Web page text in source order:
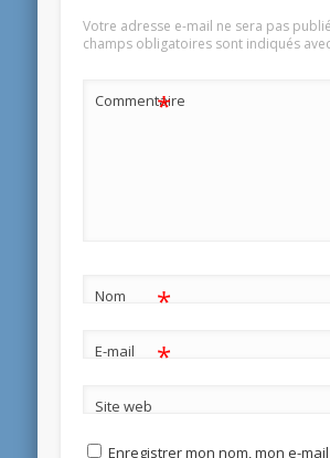
Votre adresse e-mail ne sera pas
champs obligatoires sont indiqués
Commentaire
*
Nom *
E-mail *
Site web
Enregistrer mon nom, mon e-